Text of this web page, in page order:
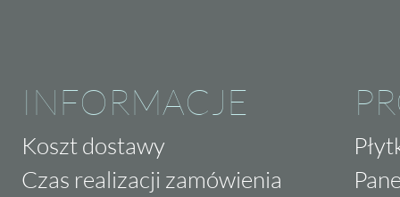
INFORMACJE
Koszt dostawy
Czas realizacji zamówienia